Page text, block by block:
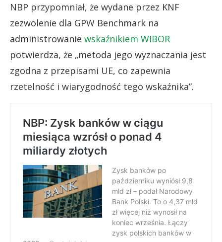
NBP przypomniał, że wydane przez KNF
zezwolenie dla GPW Benchmark na
administrowanie wskaźnikiem WIBOR
potwierdza, że „metoda jego wyznaczania jest
zgodna z przepisami UE, co zapewnia
rzetelność i wiarygodność tego wskaźnika”.